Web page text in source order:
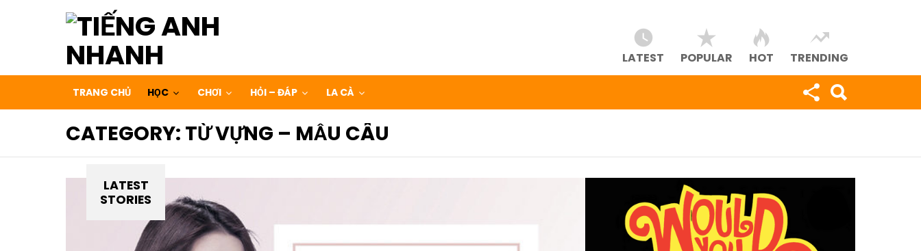
LATEST POPULAR HOT TRENDING
TRANG CHỦ HỌC CHƠI HỎI – ĐÁP LA CÀ
CATEGORY: TỪ VỰNG – MẪU CÂU
LATEST
STORIES